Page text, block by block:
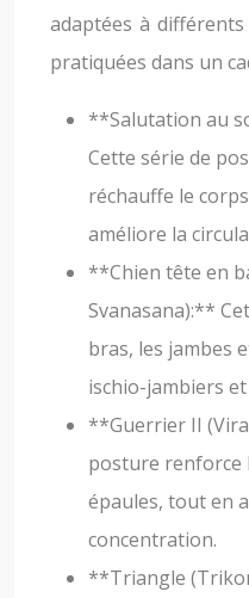
adaptées à
pratiquées dans un
**Salutation au
Cette série de
réchauffe le
améliore la
**Chien tête en
Svanasana):**
bras, les jambes
ischio-jambiers
**Guerrier II
posture renforce
épaules, tout en
concentration.
**Triangle